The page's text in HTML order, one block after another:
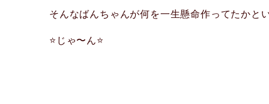
そんなばんちゃんが何を一生懸命作ってたかと
⭐️じゃ〜ん⭐️